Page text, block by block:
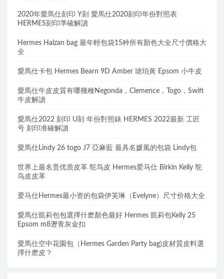
2020年愛馬仕刻印 Y刻 愛馬仕2020刻印年份對照表
HERMES刻印準確解讀
Hermes Halzan bag 最年輕包袋15种所有顏色大全尺寸價格大
全
愛馬仕卡包 Hermes Bearn 9D Amber 琥珀黃 Epsom 小牛皮
愛馬仕牛皮皮質有哪幾種Negonda，Clemence，Togo，Swift
牛皮解讀
愛馬仕2022 刻印 U刻 年份對照錶 HERMES 2022最新 工匠
号 刻印准確解讀
愛馬仕Lindy 26 togo J7 亞麻藍 最具名媛風的包袋 Lindy包
世界上最名贵优质皮革 鸵鸟皮 Hermes爱马仕 Birkin Kelly 鸵
鸟皮皮革
爱马仕Hermes最小资的包袋伊芙琳（Evelyne）尺寸价格大全
愛馬仕凱莉包包選擇什麽顏色最好 Hermes 凱莉包Kelly 25
Epsom m8瀝青灰金扣
愛馬仕空中花園包（Hermes Garden Party bag)皮材質皮料選
擇什麽皮？